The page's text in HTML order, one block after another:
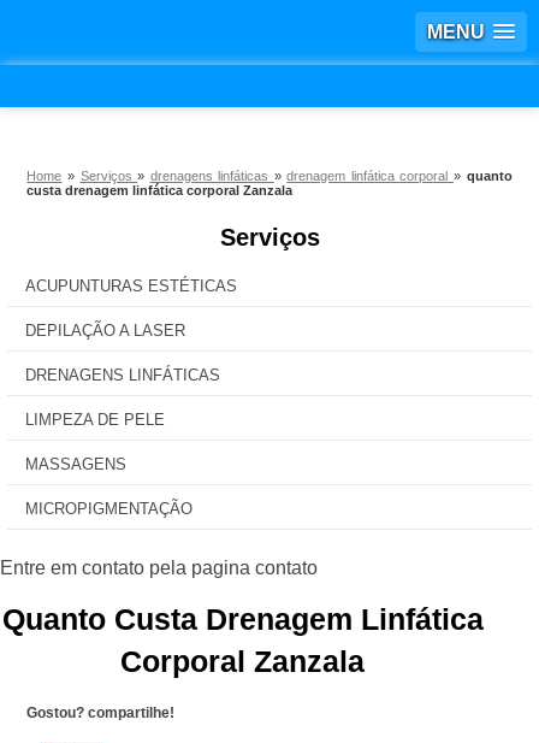
MENU
Home » Serviços» drenagens linfáticas »drenagem linfática corporal» quanto
custa drenagem linfática corporal Zanzala
Serviços
ACUPUNTURAS ESTÉTICAS
DEPILAÇÃO A LASER
DRENAGENS LINFÁTICAS
LIMPEZA DE PELE
MASSAGENS
MICROPIGMENTAÇÃO
Quanto Custa Drenagem Linfática
Corporal Zanzala
Gostou? compartilhe!